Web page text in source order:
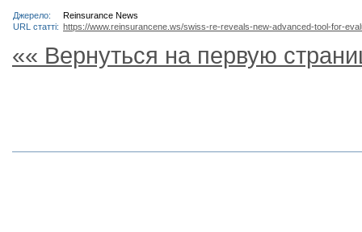
Джерело:
Reinsurance News
URL статті: https://www.reinsurancene.ws/swiss-re-reveals-new-advanced-tool-for-
«« Вернуться на первую